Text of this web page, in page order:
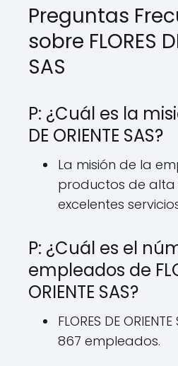
Preguntas
sobre FLORES
SAS
P: ¿Cuál es la
DE ORIENTE SAS?
La misión de la
productos de
excelentes
P: ¿Cuál es el
empleados de
ORIENTE SAS?
FLORES DE
867 empleados.